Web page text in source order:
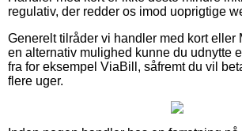
regulativ, der redder os imod uoprigtige
Generelt tilråder vi handler med kort eller
en alternativ mulighed kunne du udnytte
fra for eksempel ViaBill, såfremt du vil
flere uger.